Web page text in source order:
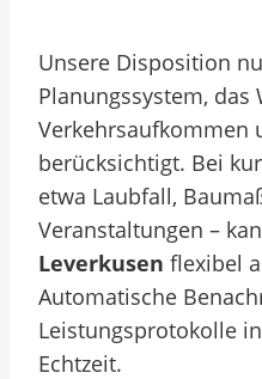
Unsere Disposition
Planungssystem, das
Verkehrsaufkommen
berücksichtigt. Bei
etwa Laubfall,
Veranstaltungen –
Leverkusen flexibel
Automatische
Leistungsprotokolle
Echtzeit.